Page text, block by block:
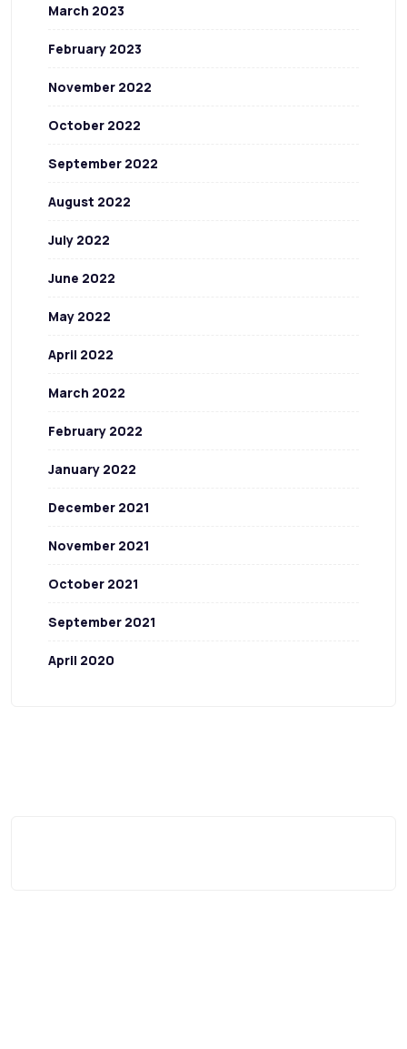
March 2023
February 2023
November 2022
October 2022
September 2022
August 2022
July 2022
June 2022
May 2022
April 2022
March 2022
February 2022
January 2022
December 2021
November 2021
October 2021
September 2021
April 2020